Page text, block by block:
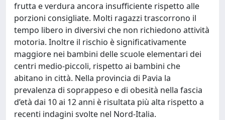
frutta e verdura ancora insufficiente rispetto alle
porzioni consigliate. Molti ragazzi trascorrono il
tempo libero in diversivi che non richiedono attività
motoria. Inoltre il rischio è significativamente
maggiore nei bambini delle scuole elementari dei
centri medio-piccoli, rispetto ai bambini che
abitano in città. Nella provincia di Pavia la
prevalenza di soprappeso e di obesità nella fascia
d’età dai 10 ai 12 anni è risultata più alta rispetto a
recenti indagini svolte nel Nord-Italia.